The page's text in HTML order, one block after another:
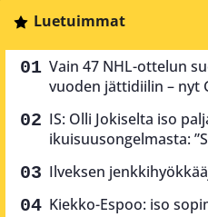
Luetuimmat
Vain 47 NHL-ottelun
vuoden jättidiilin – nyt
IS: Olli Jokiselta iso
ikuisuusongelmasta:
Ilveksen
Kiekko-Espoo: iso